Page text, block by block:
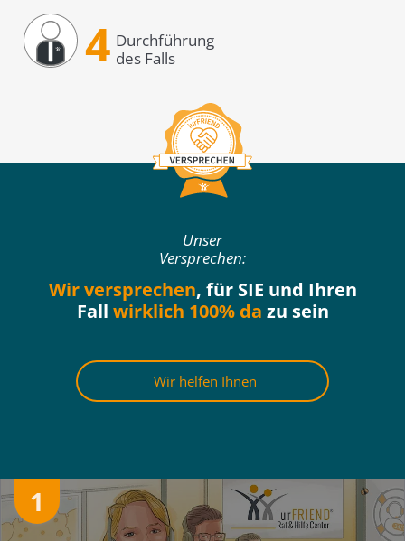
4 Durchführung
des Falls
Unser
Versprechen:
Wir versprechen, für SIE und Ihren
Fall wirklich 100% da zu sein
Wir helfen Ihnen
1